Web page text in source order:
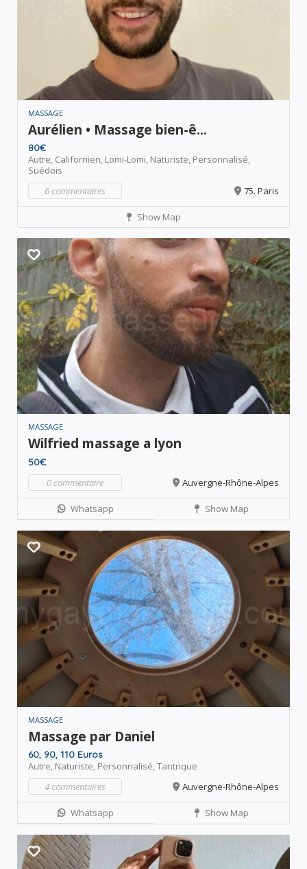
MASSAGE
Aurélien • Massage bien-ê...
80€
Autre, Californien, Lomi-Lomi, Naturiste, Personnalisé,
Suédois
6 commentaires
75. Paris
Show Map
MASSAGE
Wilfried massage a lyon
50€
0 commentaire
Auvergne-Rhône-Alpes
Whatsapp Show Map
MASSAGE
Massage par Daniel
60, 90, 110 Euros
Autre, Naturiste, Personnalisé,Tantrique
4 commentaires
Auvergne-Rhône-Alpes
Whatsapp Show Map